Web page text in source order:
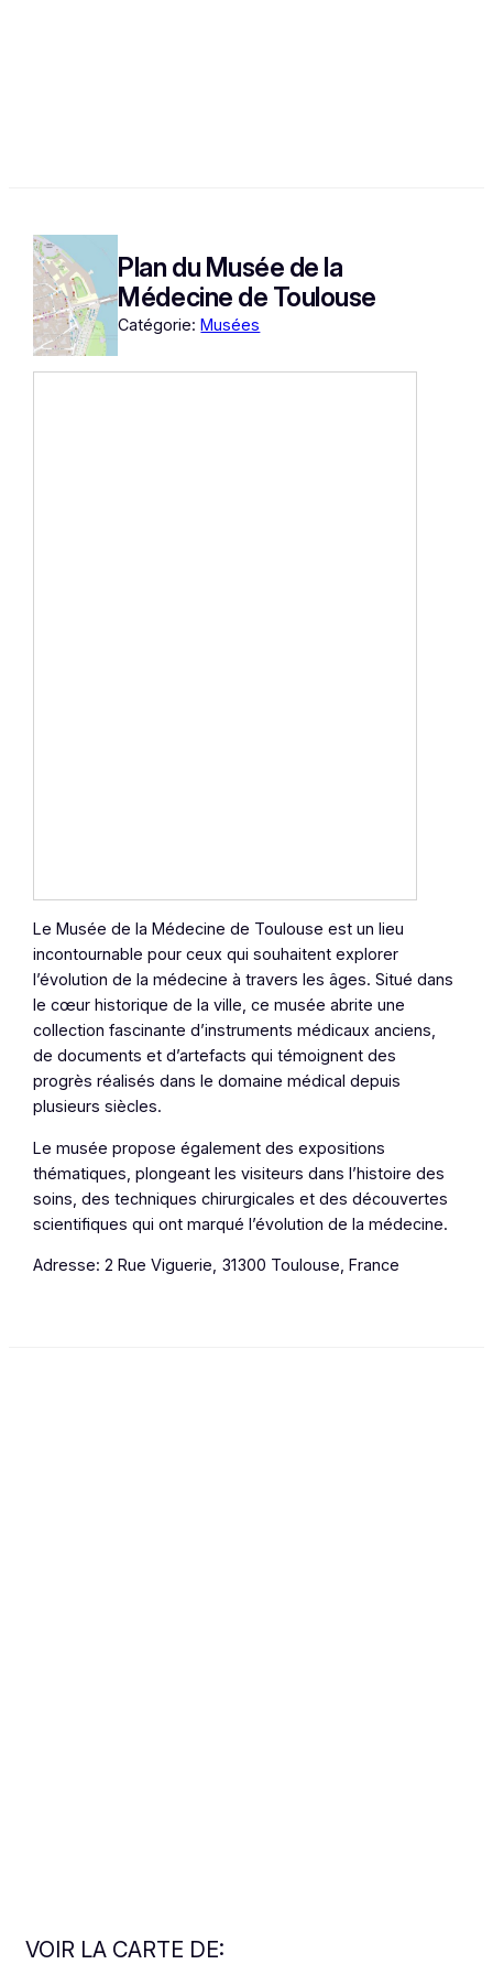
Plan du Musée de la
Médecine de Toulouse
Catégorie:Musées
Le Musée de la Médecine de Toulouse est un lieu
incontournable pour ceux qui souhaitent explorer
l’évolution de la médecine à travers les âges. Situé dans
le cœur historique de la ville, ce musée abrite une
collection fascinante d’instruments médicaux anciens,
de documents et d’artefacts qui témoignent des
progrès réalisés dans le domaine médical depuis
plusieurs siècles.
Le musée propose également des expositions
thématiques, plongeant les visiteurs dans l’histoire des
soins, des techniques chirurgicales et des découvertes
scientifiques qui ont marqué l’évolution de la médecine.
Adresse: 2 Rue Viguerie, 31300 Toulouse, France
VOIR LA CARTE DE: